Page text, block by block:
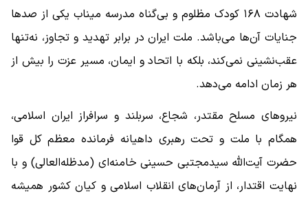
شهادت ۱۶۸ کودک مظلوم و بی‌گناه مدرسه میناب یکی از صدها
جنایات آن‌ها می‌باشد. ملت ایران در برابر تهدید و تجاوز، نه‌تنها
عقب‌نشینی نمی‌کند، بلکه با اتحاد و ایمان، مسیر عزت را بیش از
هر زمان ادامه می‌دهد.
نیروهای مسلح مقتدر، شجاع، سربلند و سرافراز ایران اسلامی،
همگام با ملت و تحت رهبری داهیانه فرمانده معظم کل قوا
حضرت آیت‌الله سیدمجتبی حسینی خامنه‌ای (مدظله‌العالی) و با
نهایت اقتدار، از آرمان‌های انقلاب اسلامی و کیان کشور همیشه